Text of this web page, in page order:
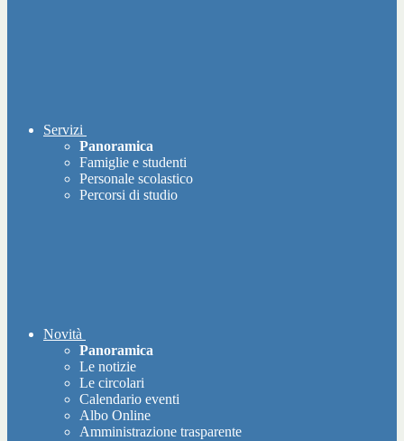
Servizi
Panoramica
Famiglie e studenti
Personale scolastico
Percorsi di studio
Novità
Panoramica
Le notizie
Le circolari
Calendario eventi
Albo Online
Amministrazione trasparente